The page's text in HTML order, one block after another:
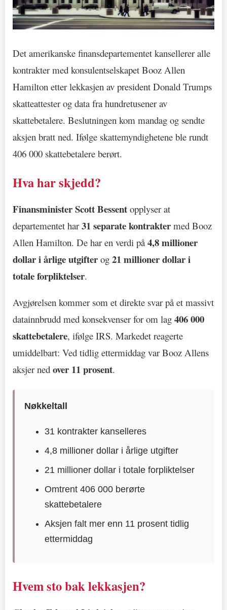
Det amerikanske finansdepartementet kansellerer alle
kontrakter med konsulentselskapet Booz Allen
Hamilton etter lekkasjen av president Donald Trumps
skatteattester og data fra hundretusener av
skattebetalere. Beslutningen kom mandag og sendte
aksjen bratt ned. Ifølge skattemyndighetene ble rundt
406 000 skattebetalere berørt.
Hva har skjedd?
Finansminister Scott Bessent opplyser at
departementet har31 separate kontrakter med Booz
Allen Hamilton. De har en verdi på4,8 millioner
dollar i årlige utgifter og 21 millioner dollar i
totale forpliktelser.
Avgjørelsen kommer som et direkte svar på et massivt
datainnbrudd med konsekvenser for om lag 406 000
skattebetalere, ifølge IRS. Markedet reagerte
umiddelbart: Ved tidlig ettermiddag var Booz Allens
aksjer ned over 11 prosent.
Nøkkeltall
31 kontrakter kanselleres
4,8 millioner dollar i årlige utgifter
21 millioner dollar i totale forpliktelser
Omtrent 406 000 berørte
skattebetalere
Aksjen falt mer enn 11 prosent tidlig
ettermiddag
Hvem sto bak lekkasjen?